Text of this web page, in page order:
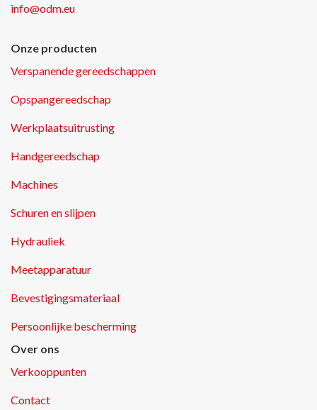
info@odm.eu
Onze producten
Verspanende gereedschappen
Opspangereedschap
Werkplaatsuitrusting
Handgereedschap
Machines
Schuren en slijpen
Hydrauliek
Meetapparatuur
Bevestigingsmateriaal
Persoonlijke bescherming
Over ons
Verkooppunten
Contact